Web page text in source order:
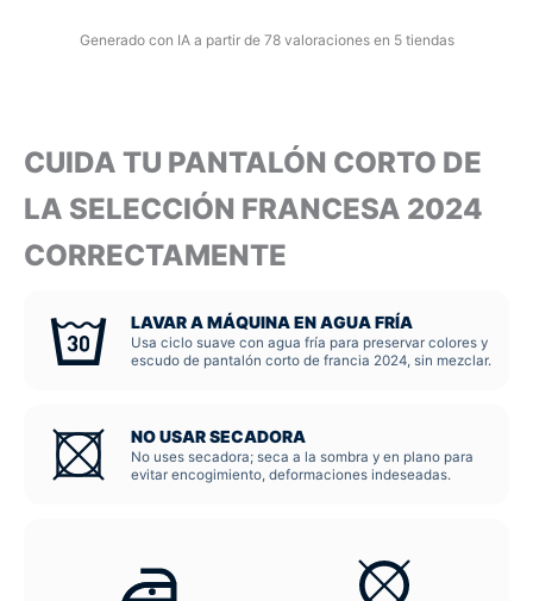
Generado con IA a partir de 78 valoraciones en 5 tiendas
CUIDA TU PANTALÓN CORTO DE
LA SELECCIÓN FRANCESA 2024
CORRECTAMENTE
LAVAR A MÁQUINA EN AGUA FRÍA
Usa ciclo suave con agua fría para preservar colores y
escudo de pantalón corto de francia 2024, sin mezclar.
NO USAR SECADORA
No uses secadora; seca a la sombra y en plano para
evitar encogimiento, deformaciones indeseadas.